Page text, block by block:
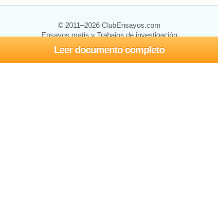
Leer documento completo
© 2011–2026 ClubEnsayos.com
Ensayos gratis y Trabajos de investigación